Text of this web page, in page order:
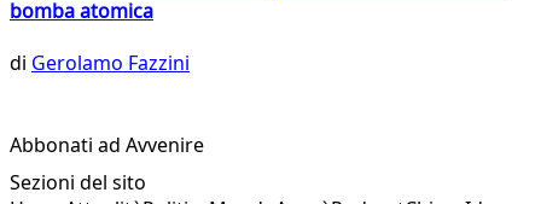
bomba atomica
di Gerolamo Fazzini
Abbonati ad Avvenire
Sezioni del sito